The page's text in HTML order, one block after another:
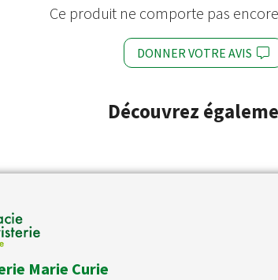
Ce produit ne comporte pas encore
DONNER VOTRE AVIS
Découvrez
Marie Curie